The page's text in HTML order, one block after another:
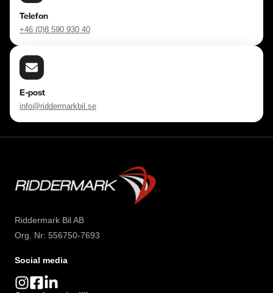
Telefon
+46 (0)8 590 930 40
E-post
info@riddermarkbil.se
Riddermark Bil AB
Org. Nr: 556750-7693
Social media